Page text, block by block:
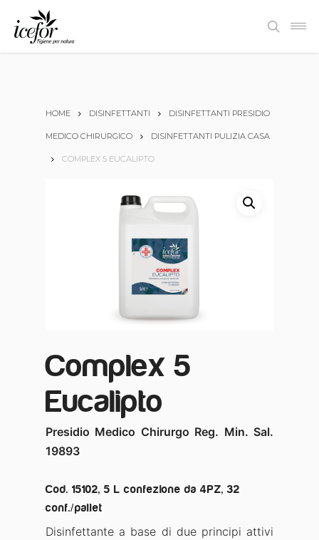
search
HOME DISINFETTANTI DISINFETTANTI PRESIDIO
MEDICO CHIRURGICO DISINFETTANTI PULIZIA CASA
COMPLEX 5 EUCALIPTO
Complex 5
Eucalipto
Presidio Medico Chirurgo Reg. Min. Sal.
19893
Cod. 15102, 5 L confezione da 4PZ, 32
conf./pallet
Disinfettante a base di due principi attivi